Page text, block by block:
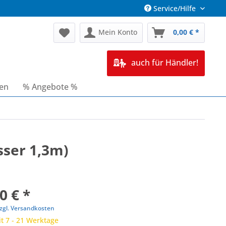
Service/Hilfe
Mein Konto 0,00 € *
auch für Händler!
% Angebote %
1,3m)
€ *
Versandkosten
7 - 21 Werktage